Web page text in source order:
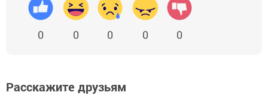
0 0 0 0 0
Расскажите друзьям